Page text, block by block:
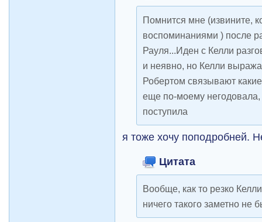
Помнится мне (извините,
воспоминаниями ) после
Рауля...Иден с Келли
и неявно, но Келли
Робертом связывают
еще по-моему негодовала,
поступила
я тоже хочу поподробней.
Цитата
Вообще, как то резко
ничего такого заметно не